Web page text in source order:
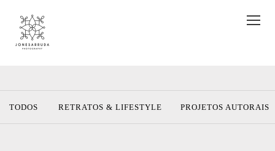
TODOS RETRATOS & LIFESTYLE PROJETOS AUTORAIS